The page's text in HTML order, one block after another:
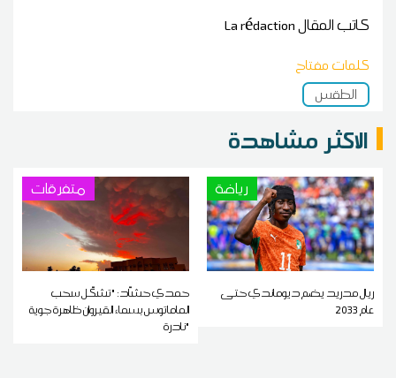
كاتب المقالLa rédaction
كلمات مفتاح
الطقس
الاكثر مشاهدة
رياضة
ريال مدريد يضم ديوماندي حتى
عام 2033
متفرقات
حمدي حشاّد: "تشكّل سحب
الماماتوس بسماء القيروان ظاهرة جوية
نادرة"